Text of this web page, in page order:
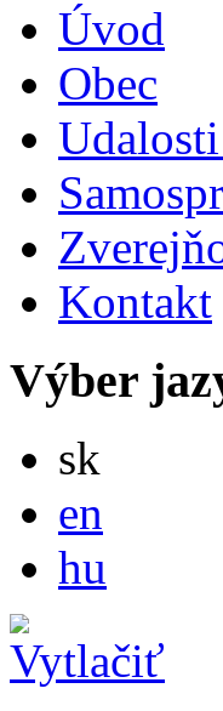
Úvod
Obec
Kontakt
Výber
sk
en
hu